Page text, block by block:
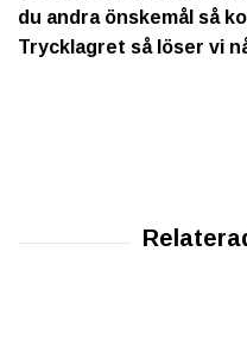
du andra önskemål så
Trycklagret så löser vi